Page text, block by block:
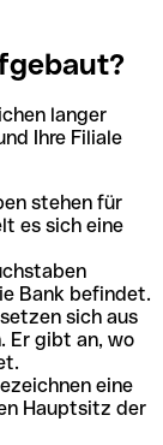
langer
Ihre Filiale
stehen für
es sich eine
Bank befindet.
sich aus
Er gibt an, wo
eine
Hauptsitz der